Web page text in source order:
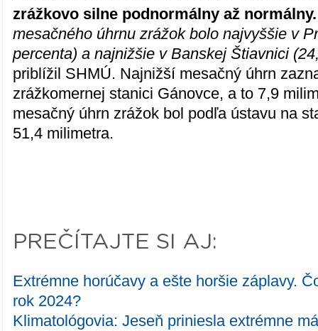
zrážkovo silne podnormálny až
mesačného úhrnu zrážok bolo najvyššie v
percenta) a najnižšie v Banskej Štiavnici
priblížil SHMÚ. Najnižší mesačný úhrn
zrážkomernej stanici Gánovce, a to 7,9
mesačný úhrn zrážok bol podľa ústavu na
51,4 milimetra.
PREČÍTAJTE SI AJ:
Extrémne horúčavy a ešte horšie záplavy.
rok 2024?
Klimatológovia: Jeseň priniesla extrémne